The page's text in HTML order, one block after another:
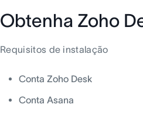
Obtenha Zoho
Requisitos de instalação
Conta Zoho Desk
Conta Asana